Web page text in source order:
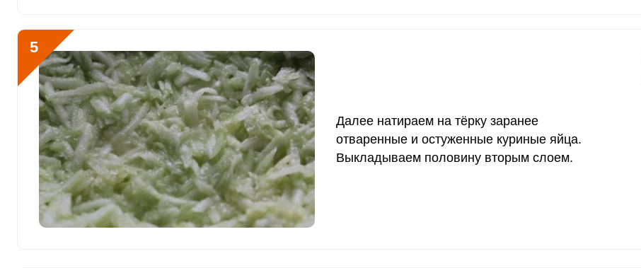
5
Далее натираем на тёрку заранее
отваренные и остуженные куриные яйца.
Выкладываем половину вторым слоем.